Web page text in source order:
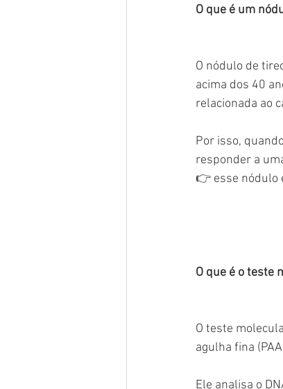
O que é um
O nódulo de
acima dos 40
relacionada ao
Por isso,
responder a
👉 esse nódulo
O que é o teste
O teste
agulha fina
Ele analisa o